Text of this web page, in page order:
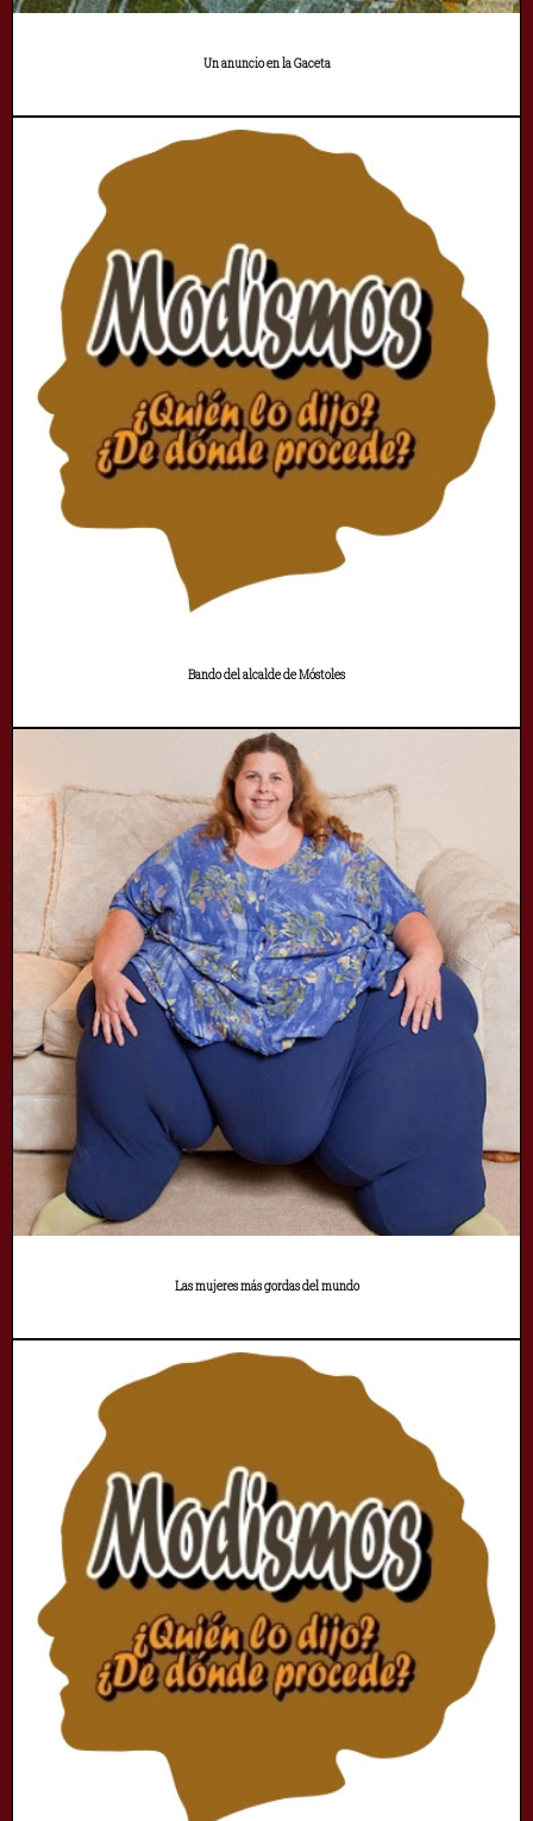
Un anuncio en la Gaceta
Bando del alcalde de Móstoles
Las mujeres más gordas del mundo